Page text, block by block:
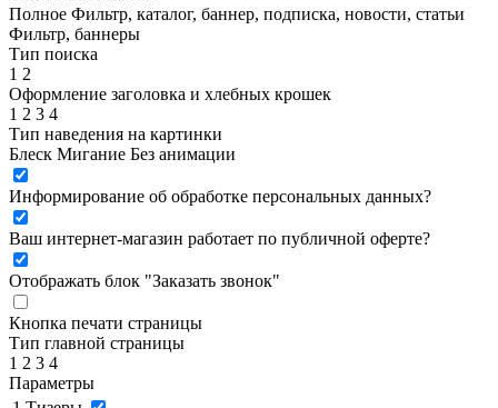
Полное Фильтр, каталог, баннер, подписка, новости, статьи
Фильтр, баннеры
Тип поиска
1 2
Оформление заголовка и хлебных крошек
1 2 3 4
Тип наведения на картинки
Блеск Мигание Без анимации
Информирование об обработке персональных данных?
Ваш интернет-магазин работает по публичной оферте?
Отображать блок "Заказать звонок"
Кнопка печати страницы
Тип главной страницы
1 2 3 4
Параметры